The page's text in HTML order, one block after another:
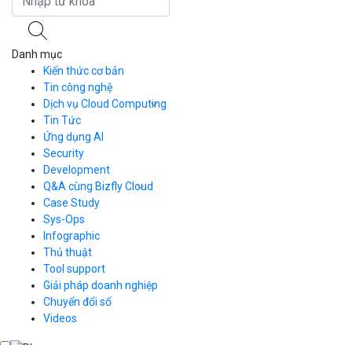
Danh mục
Kiến thức cơ bản
Tin công nghệ
Dịch vụ Cloud Computing
Cloud Server
CDN
Load Balancer
Auto Scaling
Container Registry
Kubernetes
Cloud Database
Call Center
Business Email
Simple Storage
VPN
Traffic Manager
Cloud VPS
Tin Tức
Ứng dụng AI
Security
Development
Q&A cùng Bizfly Cloud
Q&A về Bizfly Cloud Server
Thao tác kết nối tới server
Videos
Q&A về Bizfly Business Email
Videos
Case Study
Sys-Ops
Infographic
Thủ thuật
Tool support
Giải pháp doanh nghiệp
Chuyển đổi số
Videos